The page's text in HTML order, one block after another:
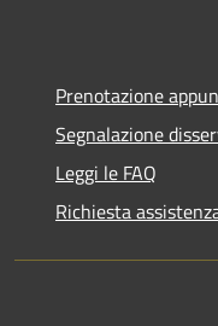
Prenotazione
Segnalazione
Leggi le FAQ
Richiesta